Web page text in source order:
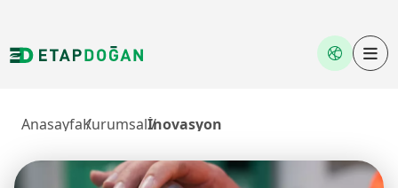
AnasayfaKurumsalİnovasyon